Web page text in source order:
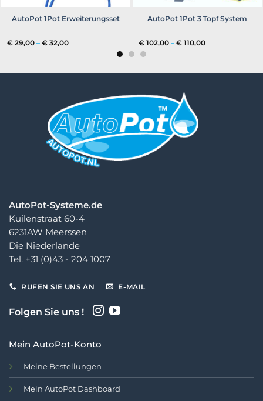
AutoPot 1Pot Erweiterungsset
€ 29,00 – € 32,00Preisspanne:
AutoPot 1Pot 3 Topf System
€ 102,00 – € 110,00Preisspanne:
AutoPot-Systeme.de
Kuilenstraat 60-4
6231AW Meerssen
Die Niederlande
Tel. +31 (0)43 - 204 1007
RUFEN SIE UNS AN E-MAIL
Folgen Sie uns !
Mein AutoPot-Konto
Meine Bestellungen
Mein AutoPot Dashboard